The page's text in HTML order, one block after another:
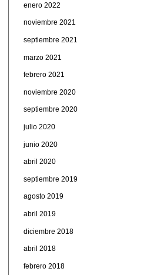
enero 2022
noviembre 2021
septiembre 2021
marzo 2021
febrero 2021
noviembre 2020
septiembre 2020
julio 2020
junio 2020
abril 2020
septiembre 2019
agosto 2019
abril 2019
diciembre 2018
abril 2018
febrero 2018